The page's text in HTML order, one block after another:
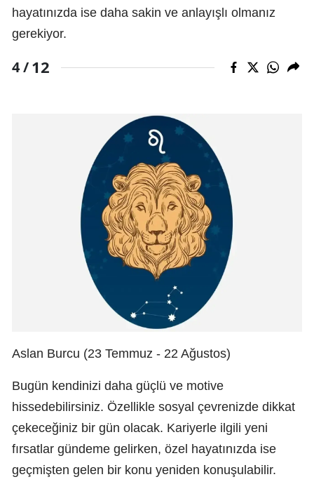
hayatınızda ise daha sakin ve anlayışlı olmanız
gerekiyor.
4 /12
Aslan Burcu (23 Temmuz - 22 Ağustos)
Bugün kendinizi daha güçlü ve motive
hissedebilirsiniz. Özellikle sosyal çevrenizde dikkat
çekeceğiniz bir gün olacak. Kariyerle ilgili yeni
fırsatlar gündeme gelirken, özel hayatınızda ise
geçmişten gelen bir konu yeniden konuşulabilir.